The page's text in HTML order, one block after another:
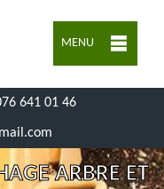
MENU
641 01 46
ARBRE ET